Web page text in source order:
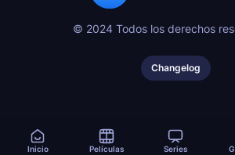
© 2024 Todos los derechos
Changelog
Inicio Películas Series